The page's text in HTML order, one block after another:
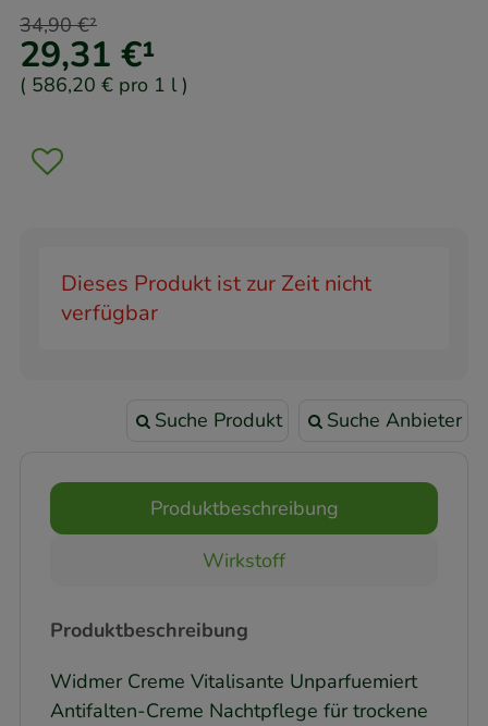
29,31 €¹
34,90 €²
( 586,20 € pro 1 l )
Dieses Produkt ist zur Zeit nicht
verfügbar
Suche Produkt Suche Anbieter
Produktbeschreibung
Wirkstoff
Produktbeschreibung
Widmer Creme Vitalisante Unparfuemiert
Antifalten-Creme Nachtpflege für trockene